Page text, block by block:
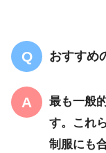
おすすめ
最も一般
す。これ
制服にも